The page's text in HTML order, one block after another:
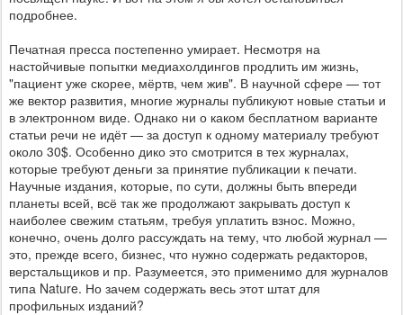
подробнее.
Печатная пресса постепенно умирает. Несмотря на
настойчивые попытки медиахолдингов продлить им жизнь,
"пациент уже скорее, мёртв, чем жив". В научной сфере — тот
же вектор развития, многие журналы публикуют новые статьи и
в электронном виде. Однако ни о каком бесплатном варианте
статьи речи не идёт — за доступ к одному материалу требуют
около 30$. Особенно дико это смотрится в тех журналах,
которые требуют деньги за принятие публикации к печати.
Научные издания, которые, по сути, должны быть впереди
планеты всей, всё так же продолжают закрывать доступ к
наиболее свежим статьям, требуя уплатить взнос. Можно,
конечно, очень долго рассуждать на тему, что любой журнал —
это, прежде всего, бизнес, что нужно содержать редакторов,
верстальщиков и пр. Разумеется, это применимо для журналов
типа Nature. Но зачем содержать весь этот штат для
профильных изданий?